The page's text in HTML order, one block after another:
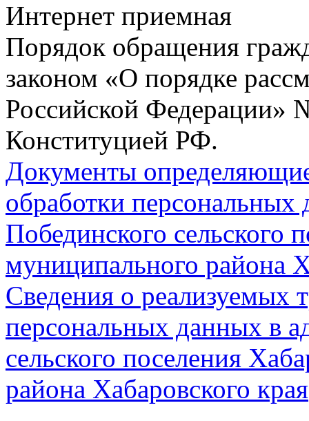
Интернет приемная
Порядок обращения
законом «О порядке
Российской Федерации»
Конституцией РФ.
Документы
обработки
Побединского сельского
муниципального района
Сведения о реализуемых
персональных данных в
сельского поселения
района Хабаровского края